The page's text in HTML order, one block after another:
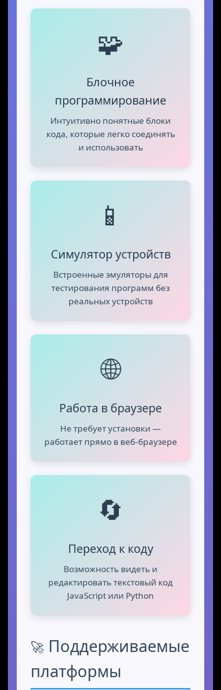
🧩
Блочное
программирование
Интуитивно понятные блоки
кода, которые легко соединять
и использовать
📱
Симулятор устройств
Встроенные эмуляторы для
тестирования программ без
реальных устройств
🌐
Работа в браузере
Не требует установки —
работает прямо в веб-браузере
🔄
Переход к коду
Возможность видеть и
редактировать текстовый код
JavaScript или Python
Поддерживаемые
платформы